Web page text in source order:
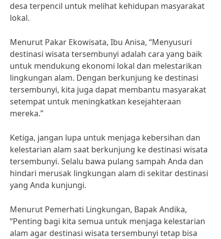
desa terpencil untuk melihat kehidupan masyarakat
lokal.
Menurut Pakar Ekowisata, Ibu Anisa, “Menyusuri
destinasi wisata tersembunyi adalah cara yang baik
untuk mendukung ekonomi lokal dan melestarikan
lingkungan alam. Dengan berkunjung ke destinasi
tersembunyi, kita juga dapat membantu masyarakat
setempat untuk meningkatkan kesejahteraan
mereka.”
Ketiga, jangan lupa untuk menjaga kebersihan dan
kelestarian alam saat berkunjung ke destinasi wisata
tersembunyi. Selalu bawa pulang sampah Anda dan
hindari merusak lingkungan alam di sekitar destinasi
yang Anda kunjungi.
Menurut Pemerhati Lingkungan, Bapak Andika,
“Penting bagi kita semua untuk menjaga kelestarian
alam agar destinasi wisata tersembunyi tetap bisa